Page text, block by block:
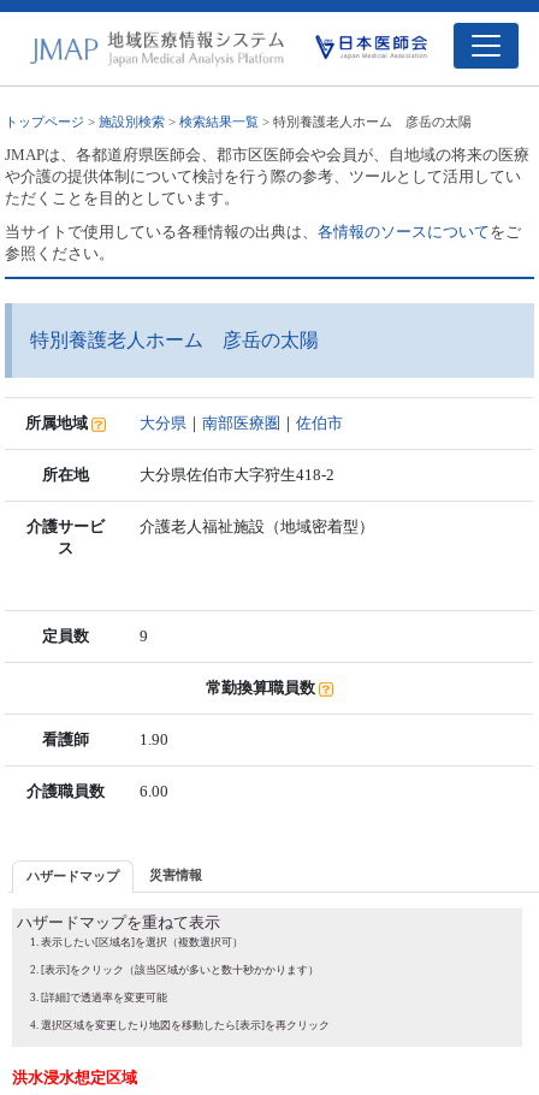
トップページ >施設別検索 >検索結果一覧 > 特別養護老人ホーム 彦岳の太陽
JMAPは、各都道府県医師会、郡市区医師会や会員が、自地域の将来の医療
や介護の提供体制について検討を行う際の参考、ツールとして活用してい
ただくことを目的としています。
当サイトで使用している各種情報の出典は、各情報のソースについてをご
参照ください。
特別養護老人ホーム 彦岳の太陽
所属地域 大分県 ｜南部医療圏 ｜佐伯市
所在地 大分県佐伯市大字狩生418-2
介護サービ
ス
介護老人福祉施設（地域密着型）
定員数 9
常勤換算職員数
看護師 1.90
介護職員数 6.00
ハザードマップ 災害情報
ハザードマップを重ねて表示
表示したい[区域名]を選択（複数選択可）
[表示]をクリック（該当区域が多いと数十秒かかります）
[詳細]で透過率を変更可能
選択区域を変更したり地図を移動したら[表示]を再クリック
洪水浸水想定区域